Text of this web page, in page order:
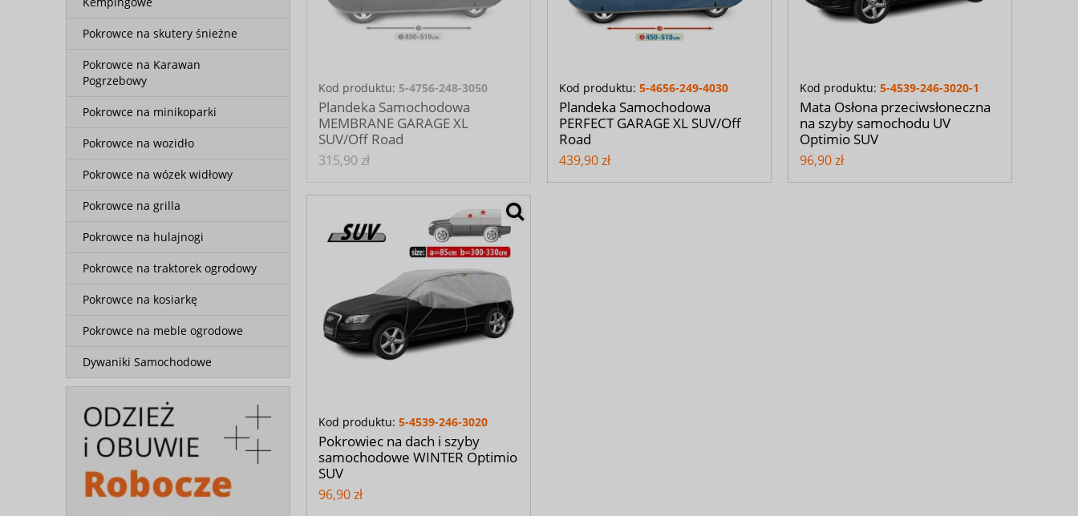
Pokrowce na skutery śnieżne
Pokrowce na Karawan
Pogrzebowy
Pokrowce na minikoparki
Pokrowce na wozidło
Pokrowce na wózek widłowy
Pokrowce na grilla
Pokrowce na hulajnogi
Pokrowce na traktorek ogrodowy
Pokrowce na kosiarkę
Pokrowce na meble ogrodowe
Dywaniki Samochodowe
Kod produktu: 5-4756-248-3050
Plandeka Samochodowa
MEMBRANE GARAGE XL
SUV/Off Road
315,90 zł
Kod produktu: 5-4656-249-4030
Plandeka Samochodowa
PERFECT GARAGE XL SUV/Off
Road
439,90 zł
Kod produktu: 5-4539-246-3020-1
Mata Osłona przeciwsłoneczna
na szyby samochodu UV
Optimio SUV
96,90 zł
Kod produktu: 5-4539-246-3020
Pokrowiec na dach i szyby
samochodowe WINTER Optimio
SUV
96,90 zł